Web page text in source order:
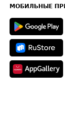
Техническая
МОБИЛЬНЫЕ